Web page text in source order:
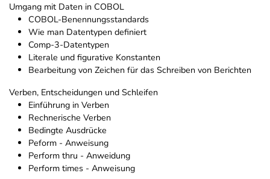
Umgang mit Daten in COBOL
COBOL-Benennungsstandards
Wie man Datentypen definiert
Comp-3-Datentypen
Literale und figurative Konstanten
Bearbeitung von Zeichen für das Schreiben von Berichten
Verben, Entscheidungen und Schleifen
Einführung in Verben
Rechnerische Verben
Bedingte Ausdrücke
Peform - Anweisung
Perform thru - Anweidung
Perform times - Anweisung